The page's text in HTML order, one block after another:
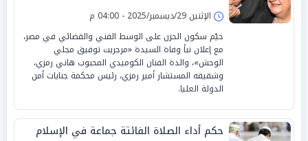
الإثنين 29/ديسمبر/2025 - 04:00 م
خيّم سكون الحزن على الوسط الفني والقضائي في مصر،
مع إعلان نبأ وفاة السيدة «مرجريت توفيق مجلي
الوحش»، والدة الفنان الكوميدي المحبوب هاني رمزي،
وشقيقه المستشار أمير رمزي، رئيس محكمة جنايات أمن
الدولة العليا.
حكم أداء الصلاة الفائتة جماعة في الإسلام